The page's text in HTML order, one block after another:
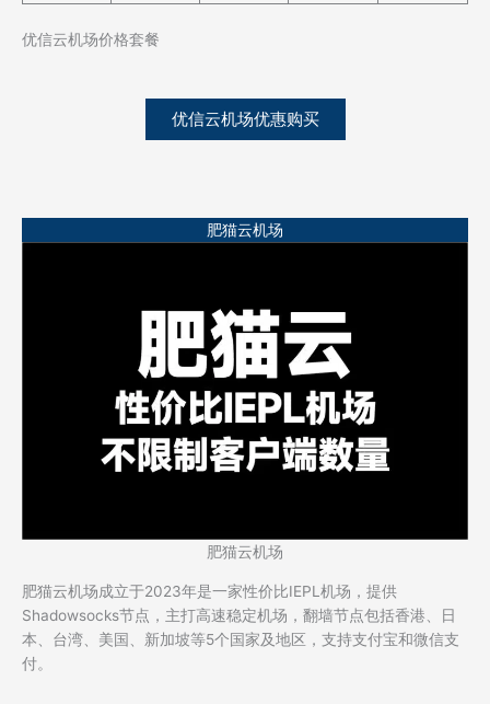
优信云机场价格套餐
优信云机场优惠购买
肥猫云机场
肥猫云机场
肥猫云机场成立于2023年是一家性价比IEPL机场，提供
Shadowsocks节点，主打高速稳定机场，翻墙节点包括香港、日
本、台湾、美国、新加坡等5个国家及地区，支持支付宝和微信支
付。